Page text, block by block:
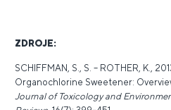
ZDROJE:
SCHIFFMAN, S., S. – ROTHER, K.,
Organochlorine Sweetener:
Journal of Toxicology and